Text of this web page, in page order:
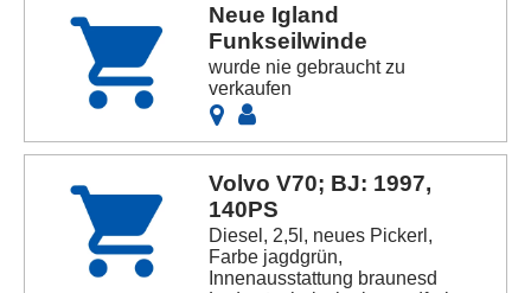
Neue Igland
Funkseilwinde
wurde nie gebraucht zu
verkaufen
Volvo V70; BJ: 1997,
140PS
Diesel, 2,5l, neues Pickerl,
Farbe jagdgrün,
Innenausstattung braunesd